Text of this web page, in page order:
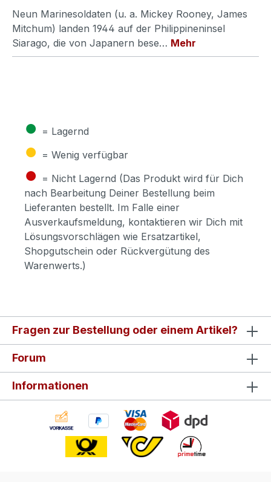
Neun Marinesoldaten (u. a. Mickey Rooney, James
Mitchum) landen 1944 auf der Philippineninsel
Siarago, die von Japanern bese… Mehr
● = Lagernd
● = Wenig verfügbar
● = Nicht Lagernd (Das Produkt wird für Dich
nach Bearbeitung Deiner Bestellung beim
Lieferanten bestellt. Im Falle einer
Ausverkaufsmeldung, kontaktieren wir Dich mit
Lösungsvorschlägen wie Ersatzartikel,
Shopgutschein oder Rückvergütung des
Warenwerts.)
Fragen zur Bestellung oder einem Artikel?
Forum
Informationen